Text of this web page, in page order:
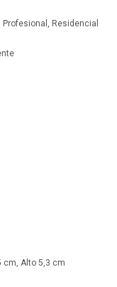
Profesional, Residencial
cm, Alto 5,3 cm